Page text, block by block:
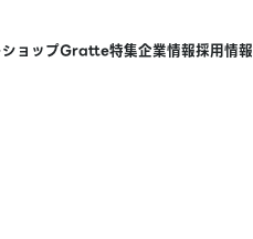
ョップGratte特集企業情報採用情報